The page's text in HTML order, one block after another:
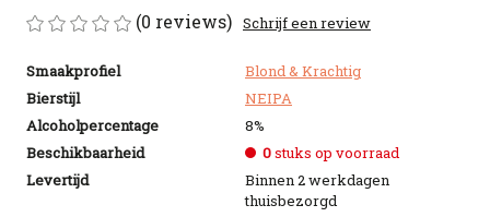
(0 reviews) Schrijf een review
Smaakprofiel
Blond & Krachtig
Bierstijl
NEIPA
Alcoholpercentage
8%
Beschikbaarheid
0stuks op voorraad
Levertijd
Binnen 2 werkdagen
thuisbezorgd